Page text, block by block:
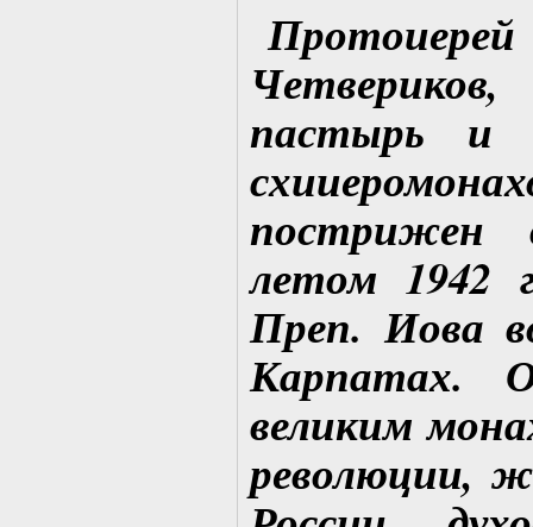
пастырь и
пострижен
летом 1942
Преп. Иова
Карпатах.
великим
революции,